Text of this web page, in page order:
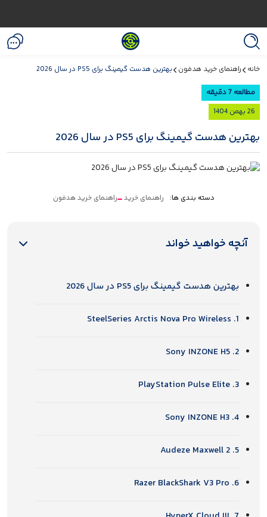
خانه راهنمای خرید هدفون بهترین هدست گیمینگ برای PS5 در سال 2026
مطالعه 7 دقیقه
26 بهمن 1404
بهترین هدست گیمینگ برای PS5 در سال 2026
دسته بندی ها: راهنمای خرید راهنمای خرید هدفون
آنچه خواهید خواند
بهترین هدست گیمینگ برای PS5 در سال 2026
1. SteelSeries Arctis Nova Pro Wireless
2. Sony INZONE H5
3. PlayStation Pulse Elite
4. Sony INZONE H3
5. Audeze Maxwell 2
6. Razer BlackShark V3 Pro